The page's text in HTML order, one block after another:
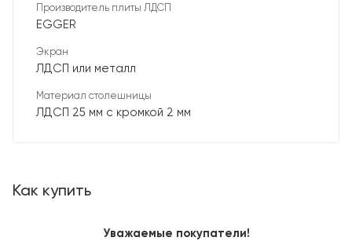
Производитель плиты ЛДСП
EGGER
Экран
ЛДСП или металл
Материал столешницы
ЛДСП 25 мм с кромкой 2 мм
Как купить
Уважаемые покупатели!